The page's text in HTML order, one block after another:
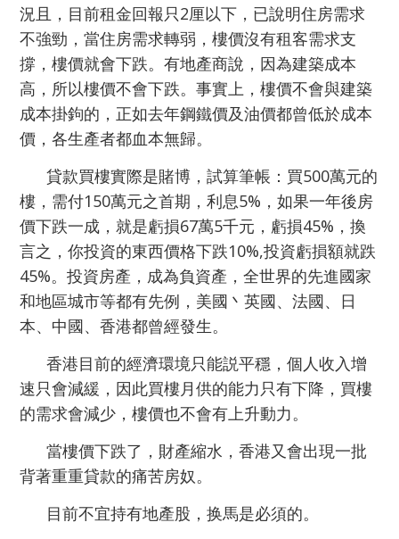
況且，目前租金回報只2厘以下，已說明住房需求
不強勁，當住房需求轉弱，樓價沒有租客需求支
撐，樓價就會下跌。有地產商說，因為建築成本
高，所以樓價不會下跌。事實上，樓價不會與建築
成本掛鉤的，正如去年鋼鐵價及油價都曾低於成本
價，各生產者都血本無歸。
貸款買樓實際是賭博，試算筆帳：買500萬元的
樓，需付150萬元之首期，利息5%，如果一年後房
價下跌一成，就是虧損67萬5千元，虧損45%，換
言之，你投資的東西價格下跌10%,投資虧損額就跌
45%。投資房產，成為負資產，全世界的先進國家
和地區城市等都有先例，美國丶英國、法國、日
本、中國、香港都曾經發生。
香港目前的經濟環境只能説平穩，個人收入增
速只會減緩，因此買樓月供的能力只有下降，買樓
的需求會減少，樓價也不會有上升動力。
當樓價下跌了，財產縮水，香港又會出現一批
背著重重貸款的痛苦房奴。
目前不宜持有地產股，换馬是必須的。